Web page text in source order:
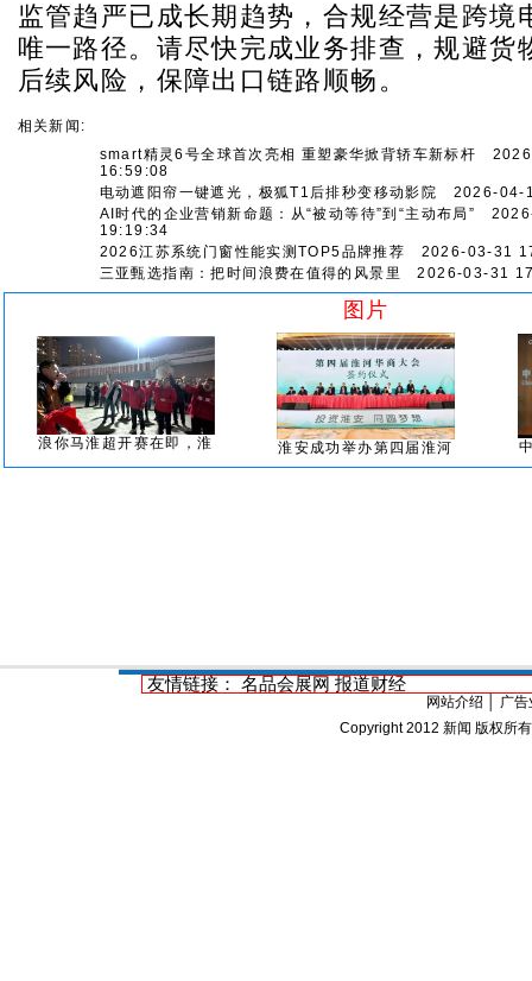
监管趋严已成长期趋势，合规经营是跨境
唯一路径。请尽快完成业务排查，规避货
后续风险，保障出口链路顺畅。
相关新闻:
smart精灵6号全球首次亮相 重塑豪华掀背轿车新标杆
16:59:08
电动遮阳帘一键遮光，极狐T1后排秒变移动影院 2026-04-
AI时代的企业营销新命题：从“被动等待”到“主动布局”
19:19:34
2026江苏系统门窗性能实测TOP5品牌推荐 2026-03-31
三亚甄选指南：把时间浪费在值得的风景里
2026-03-31
图片
浪你马淮超开赛在即，淮 淮安成功举办第四届淮河
友情链接： 名品会展网 报道财经
网站介绍
广告
Copyright 2012 新闻 版权所